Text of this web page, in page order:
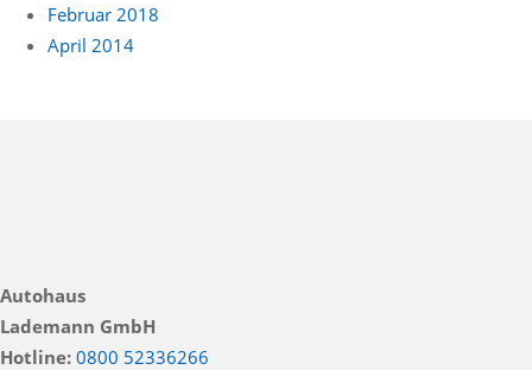
Februar 2018
April 2014
Autohaus
Lademann GmbH
Hotline: 0800 52336266